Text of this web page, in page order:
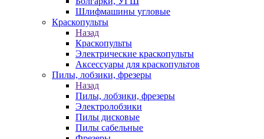
Шлифмашины угловые
Краскопульты
Назад
Краскопульты
Электрические краскопульты
Аксессуары для краскопультов
Пилы, лобзики, фрезеры
Назад
Пилы, лобзики, фрезеры
Электролобзики
Пилы дисковые
Пилы сабельные